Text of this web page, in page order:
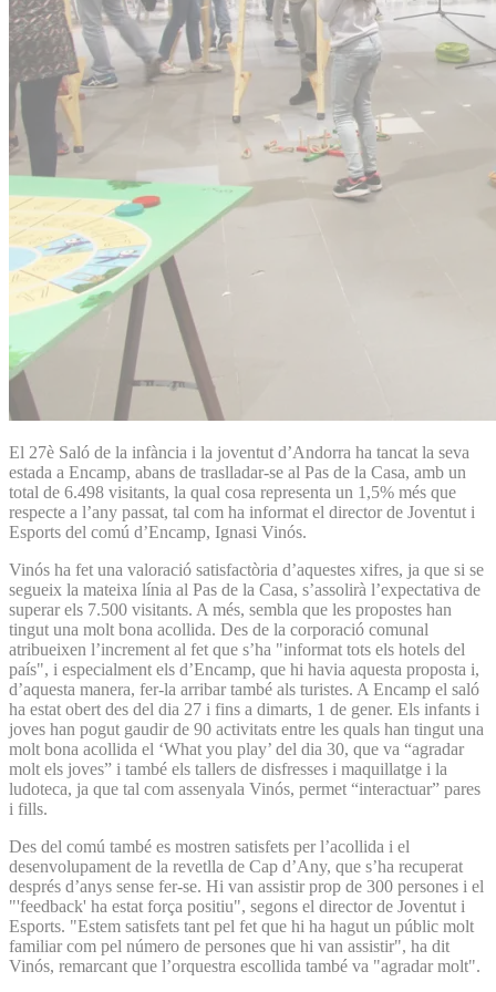
El 27è Saló de la infància i la joventut d’Andorra ha tancat la seva
estada a Encamp, abans de traslladar-se al Pas de la Casa, amb un
total de 6.498 visitants, la qual cosa representa un 1,5% més que
respecte a l’any passat, tal com ha informat el director de Joventut i
Esports del comú d’Encamp, Ignasi Vinós.
Vinós ha fet una valoració satisfactòria d’aquestes xifres, ja que si se
segueix la mateixa línia al Pas de la Casa, s’assolirà l’expectativa de
superar els 7.500 visitants. A més, sembla que les propostes han
tingut una molt bona acollida. Des de la corporació comunal
atribueixen l’increment al fet que s’ha "informat tots els hotels del
país", i especialment els d’Encamp, que hi havia aquesta proposta i,
d’aquesta manera, fer-la arribar també als turistes. A Encamp el saló
ha estat obert des del dia 27 i fins a dimarts, 1 de gener. Els infants i
joves han pogut gaudir de 90 activitats entre les quals han tingut una
molt bona acollida el ‘What you play’ del dia 30, que va “agradar
molt els joves” i també els tallers de disfresses i maquillatge i la
ludoteca, ja que tal com assenyala Vinós, permet “interactuar” pares
i fills.
Des del comú també es mostren satisfets per l’acollida i el
desenvolupament de la revetlla de Cap d’Any, que s’ha recuperat
després d’anys sense fer-se. Hi van assistir prop de 300 persones i el
"'feedback' ha estat força positiu", segons el director de Joventut i
Esports. "Estem satisfets tant pel fet que hi ha hagut un públic molt
familiar com pel número de persones que hi van assistir", ha dit
Vinós, remarcant que l’orquestra escollida també va "agradar molt".